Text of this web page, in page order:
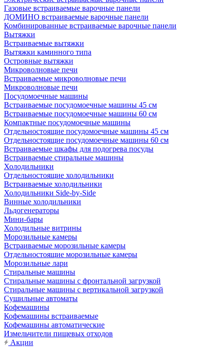
Газовые встраиваемые варочные панели
ДОМИНО встраиваемые варочные панели
Комбинированные встраиваемые варочные панели
Вытяжки
Встраиваемые вытяжки
Вытяжки каминного типа
Островные вытяжки
Микроволновые печи
Встраиваемые микроволновые печи
Микроволновые печи
Посудомоечные машины
Встраиваемые посудомоечные машины 45 см
Встраиваемые посудомоечные машины 60 см
Компактные посудомоечные машины
Отдельностоящие посудомоечные машины 45 см
Отдельностоящие посудомоечные машины 60 см
Встраиваемые шкафы для подогрева посуды
Встраиваемые стиральные машины
Холодильники
Отдельностоящие холодильники
Встраиваемые холодильники
Холодильники Side-by-Side
Винные холодильники
Льдогенераторы
Мини-бары
Холодильные витрины
Морозильные камеры
Встраиваемые морозильные камеры
Отдельностоящие морозильные камеры
Морозильные лари
Стиральные машины
Стиральные машины с фронтальной загрузкой
Стиральные машины с вертикальной загрузкой
Сушильные автоматы
Кофемашины
Кофемашины встраиваемые
Кофемашины автоматические
Измельчители пищевых отходов
Акции